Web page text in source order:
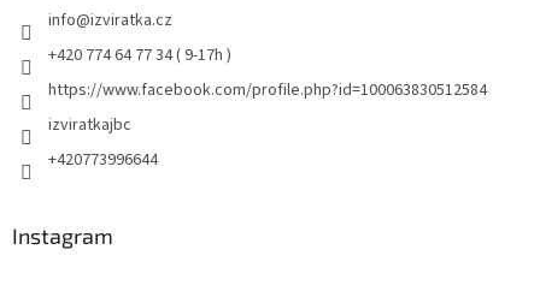
info@izviratka.cz
+420 774 64 77 34 ( 9-17h )
https://www.facebook.com/profile.php?id=100063830512584
izviratkajbc
+420773996644
Instagram